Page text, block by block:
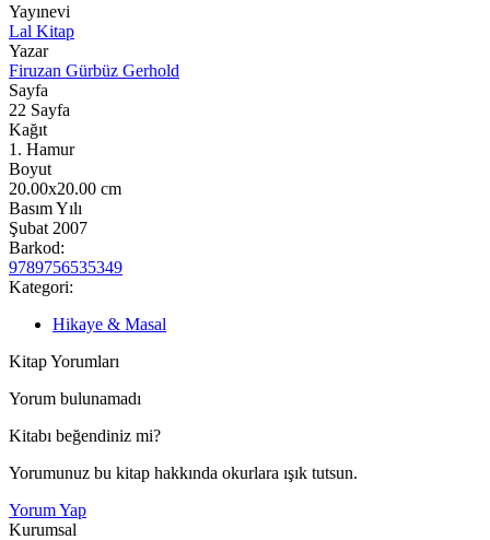
Yayınevi
Lal Kitap
Yazar
Firuzan Gürbüz Gerhold
Sayfa
22 Sayfa
Kağıt
1. Hamur
Boyut
20.00x20.00 cm
Basım Yılı
Şubat 2007
Barkod:
9789756535349
Kategori:
Hikaye & Masal
Kitap Yorumları
Yorum bulunamadı
Kitabı beğendiniz mi?
Yorumunuz bu kitap hakkında okurlara ışık tutsun.
Yorum Yap
Kurumsal